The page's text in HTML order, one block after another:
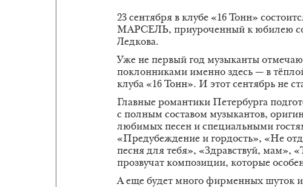
23 сентября в клубе «16 Тонн»
МАРСЕЛЬ, приуроченный к юбилею
Ледкова.
Уже не первый год музыканты
поклонниками именно здесь — в
клуба «16 Тонн». И этот сентябрь не
Главные романтики Петербурга
с полным составом музыкантов,
любимых песен и специальными
«Предубеждение и гордость», «Не
песня для тебя», «Здравствуй, мам»,
прозвучат композиции, которые
А еще будет много фирменных шуток